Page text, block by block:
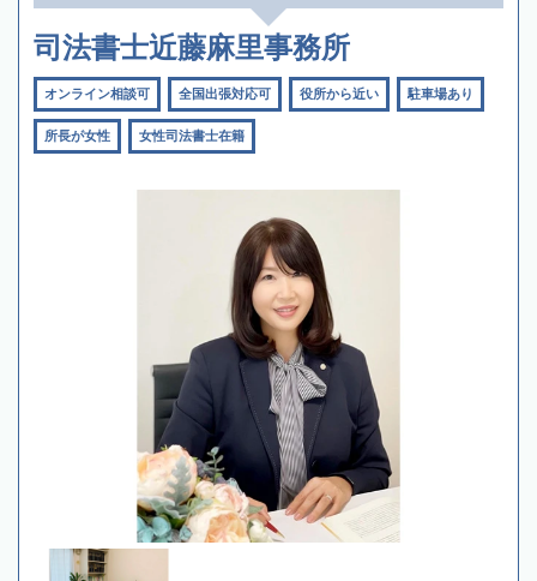
司法書士近藤麻里事務所
オンライン相談可 全国出張対応可 役所から近い 駐車場あり
所長が女性 女性司法書士在籍